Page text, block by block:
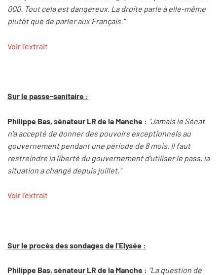
000. Tout cela est dangereux. La droite parle à elle-même
plutôt que de parler aux Français."
Voir l'extrait
Sur le passe-sanitaire :
Philippe Bas, sénateur LR de la Manche : "Jamais le Sénat
n'a accepté de donner des pouvoirs exceptionnels au
gouvernement pendant une période de 8 mois. Il faut
restreindre la liberté du gouvernement d'utiliser le pass, la
situation a changé depuis juillet."
Voir l'extrait
Sur le procès des sondages de l'Elysée :
Philippe Bas, sénateur LR de la Manche : "La question de